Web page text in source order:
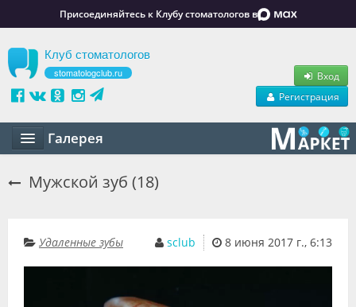
Присоединяйтесь к Клубу стоматологов в
Клуб стоматологов
stomatologclub.ru
Вход
Регистрация
Галерея
Обучение
Вакансии
Мужской зуб (18)
8 июня 2017 г., 6:13
sclub
Удаленные зубы